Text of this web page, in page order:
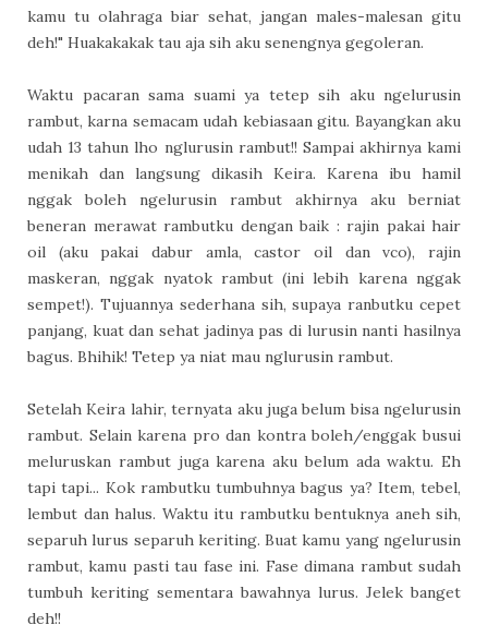
kamu tu olahraga biar sehat, jangan males-malesan gitu
deh!" Huakakakak tau aja sih aku senengnya gegoleran.
Waktu pacaran sama suami ya tetep sih aku ngelurusin
rambut, karna semacam udah kebiasaan gitu. Bayangkan aku
udah 13 tahun lho nglurusin rambut!! Sampai akhirnya kami
menikah dan langsung dikasih Keira. Karena ibu hamil
nggak boleh ngelurusin rambut akhirnya aku berniat
beneran merawat rambutku dengan baik : rajin pakai hair
oil (aku pakai dabur amla, castor oil dan vco), rajin
maskeran, nggak nyatok rambut (ini lebih karena nggak
sempet!). Tujuannya sederhana sih, supaya ranbutku cepet
panjang, kuat dan sehat jadinya pas di lurusin nanti hasilnya
bagus. Bhihik! Tetep ya niat mau nglurusin rambut.
Setelah Keira lahir, ternyata aku juga belum bisa ngelurusin
rambut. Selain karena pro dan kontra boleh/enggak busui
meluruskan rambut juga karena aku belum ada waktu. Eh
tapi tapi... Kok rambutku tumbuhnya bagus ya? Item, tebel,
lembut dan halus. Waktu itu rambutku bentuknya aneh sih,
separuh lurus separuh keriting. Buat kamu yang ngelurusin
rambut, kamu pasti tau fase ini. Fase dimana rambut sudah
tumbuh keriting sementara bawahnya lurus. Jelek banget
deh!!